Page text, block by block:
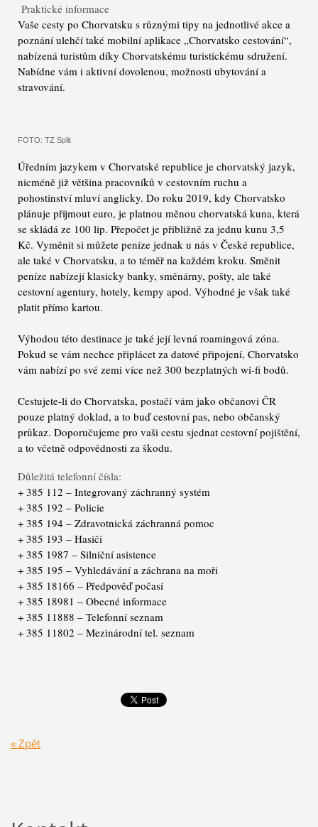
Praktické informace
Vaše cesty po Chorvatsku s různými tipy na jednotlivé akce a
poznání ulehčí také mobilní aplikace „Chorvatsko cestování“,
nabízená turistům díky Chorvatskému turistickému sdružení.
Nabídne vám i aktivní dovolenou, možnosti ubytování a
stravování.
FOTO: TZ Split
Úředním jazykem v Chorvatské republice je chorvatský jazyk,
nicméně již většina pracovníků v cestovním ruchu a
pohostinství mluví anglicky. Do roku 2019, kdy Chorvatsko
plánuje přijmout euro, je platnou měnou chorvatská kuna, která
se skládá ze 100 lip. Přepočet je přibližně za jednu kunu 3,5
Kč. Vyměnit si můžete peníze jednak u nás v České republice,
ale také v Chorvatsku, a to téměř na každém kroku. Směnit
peníze nabízejí klasicky banky, směnárny, pošty, ale také
cestovní agentury, hotely, kempy apod. Výhodné je však také
platit přímo kartou.
Výhodou této destinace je také její levná roamingová zóna.
Pokud se vám nechce připlácet za datové připojení, Chorvatsko
vám nabízí po své zemi více než 300 bezplatných wi-fi bodů.
Cestujete-li do Chorvatska, postačí vám jako občanovi ČR
pouze platný doklad, a to buď cestovní pas, nebo občanský
průkaz. Doporučujeme pro vaši cestu sjednat cestovní pojištění,
a to včetně odpovědnosti za škodu.
Důležitá telefonní čísla:
+ 385 112 – Integrovaný záchranný systém
+ 385 192 – Policie
+ 385 194 – Zdravotnická záchranná pomoc
+ 385 193 – Hasiči
+ 385 1987 – Silniční asistence
+ 385 195 – Vyhledávání a záchrana na moři
+ 385 18166 – Předpověď počasí
+ 385 18981 – Obecné informace
+ 385 11888 – Telefonní seznam
+ 385 11802 – Mezinárodní tel. seznam
« Zpět